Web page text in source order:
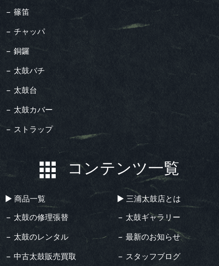
− 篠笛
− チャッパ
− 銅鑼
− 太鼓バチ
− 太鼓台
− 太鼓カバー
− ストラップ
コンテンツ一覧
▶︎ 商品一覧
− 太鼓の修理張替
− 太鼓のレンタル
− 中古太鼓販売買取
▶︎ 三浦太鼓店とは
− 太鼓ギャラリー
− 最新のお知らせ
− スタッフブログ